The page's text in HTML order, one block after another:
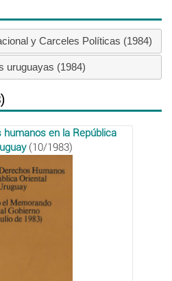
y Carceles Políticas (1984)
uruguayas (1984)
en la República
(10/1983)